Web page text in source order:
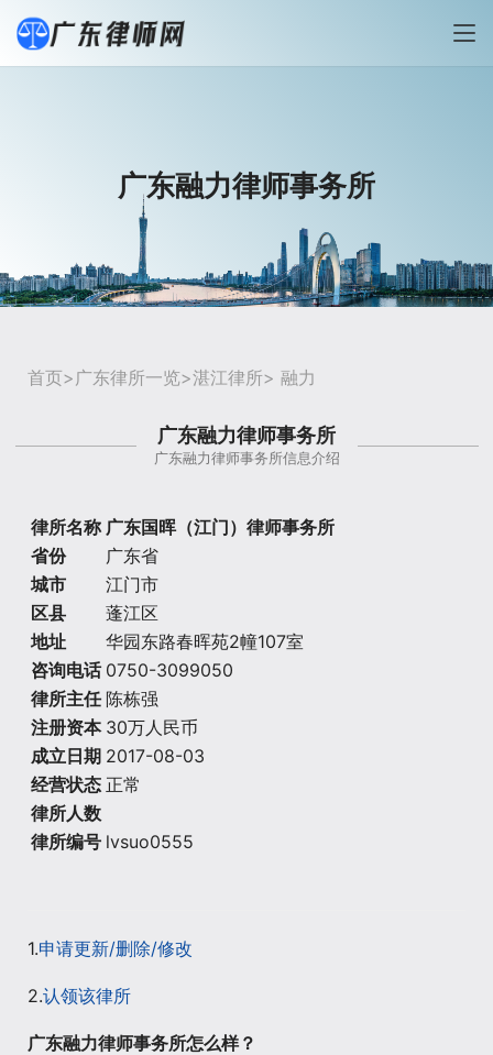
广东融力律师事务所
首页> 广东律所一览>湛江律所> 融力
广东融力律师事务所
广东融力律师事务所信息介绍
律所名称 广东国晖（江门）律师事务所
省份
广东省
城市
江门市
区县
蓬江区
地址
华园东路春晖苑2幢107室
咨询电话 0750-3099050
律所主任 陈栋强
注册资本 30万人民币
成立日期 2017-08-03
经营状态 正常
律所人数
律所编号 lvsuo0555
1.申请更新/删除/修改
2.认领该律所
广东融力律师事务所怎么样？